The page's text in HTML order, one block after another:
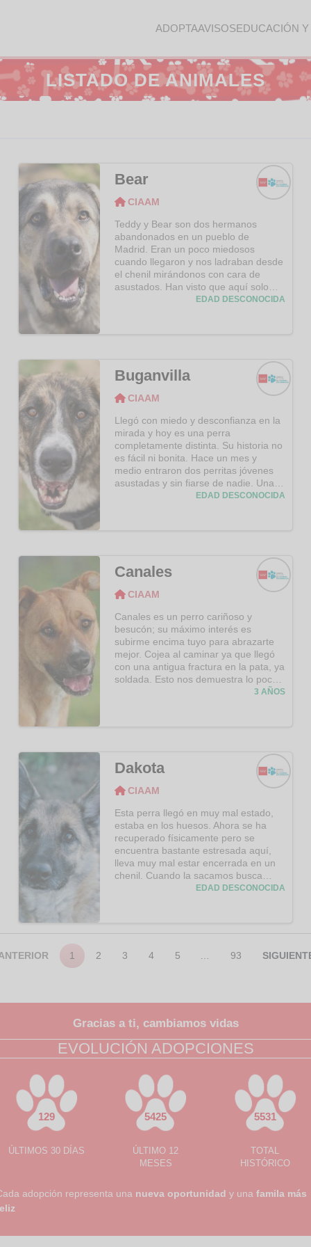
ADOPTAAVISOSEDUCACIÓN
LISTADO DE ANIMALES
Bear
CIAAM
Teddy y Bear son dos hermanos
abandonados en un pueblo de
Madrid. Eran un poco miedosos
cuando llegaron y nos ladraban desde
el chenil mirándonos con cara de
asustados. Han visto que aquí solo
tienen mimos y caricias y, ahora,
año de edad. ¿Una familia para un
osito de estos?
EDAD DESCONOCIDA
Buganvilla
CIAAM
Llegó con miedo y desconfianza en la
mirada y hoy es una perra
completamente distinta. Su historia no
es fácil ni bonita. Hace un mes y
medio entraron dos perritas jóvenes
asustadas y sin fiarse de nadie. Una
de ellas ha sido adoptada, Buganvilla
tener aquí; ya que ella y sus bebes
están a salvo. Con sus cuidadores es
una perra dulce, cariñosa, activa…
nos demuestra día a día su capacidad
caricias, tumbarse a tu lado para que
le toques la tripita o, algo tan simple
como sentarse pegada a ti y poner la
cabecita para que le des besitos.
Después de todo lo que ha pasado se
merece una vida llena de cariño, una
familia que no la deje sola nunca más.
EDAD DESCONOCIDA
Canales
CIAAM
Canales es un perro cariñoso y
besucón; su máximo interés es
subirme encima tuyo para abrazarte
mejor. Cojea al caminar ya que llegó
con una antigua fractura en la pata, ya
soldada. Esto nos demuestra lo poco
que se ocupó de él la persona que lo
encontrara un hogar…. ¿quieres tener
un abrazo garantizado todos los días?
3 AÑOS
Dakota
CIAAM
Esta perra llegó en muy mal estado,
estaba en los huesos. Ahora se ha
recuperado físicamente pero se
encuentra bastante estresada aquí,
lleva muy mal estar encerrada en un
chenil. Cuando la sacamos busca
nuestra compañía y caricias, es una
pena.
EDAD DESCONOCIDA
1 2 3 4 5 93
Gracias a ti, cambiamos vidas
EVOLUCIÓN ADOPCIONES
129
ÚLTIMOS 30 DÍAS
5425
ÚLTIMO 12
MESES
5531
TOTAL
HISTÓRICO
adopción representa una nueva oportunidad y una famila más